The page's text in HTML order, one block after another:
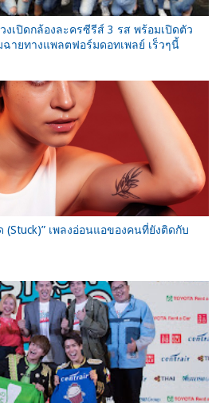
งเปิดกล้องละครซีรีส์ 3 รส พร้อมเปิดตัว
ายทางแพลตฟอร์มดอทเพลย์ เร็วๆนี้
(Stuck)” เพลงอ่อนแอของคนที่ยังติดกับ